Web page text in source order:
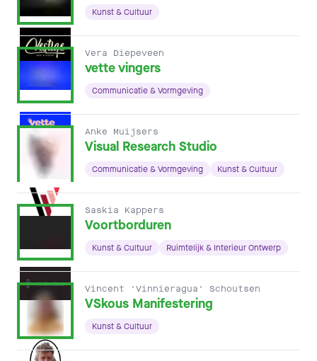
Kunst & Cultuur
Vera Diepeveen
vette vingers
Communicatie & Vormgeving
Anke Muijsers
Visual Research Studio
Communicatie & Vormgeving Kunst & Cultuur
Saskia Kappers
Voortborduren
Kunst & Cultuur Ruimtelijk & Interieur Ontwerp
Vincent 'Vinnieragua' Schoutsen
VSkous Manifestering
Kunst & Cultuur